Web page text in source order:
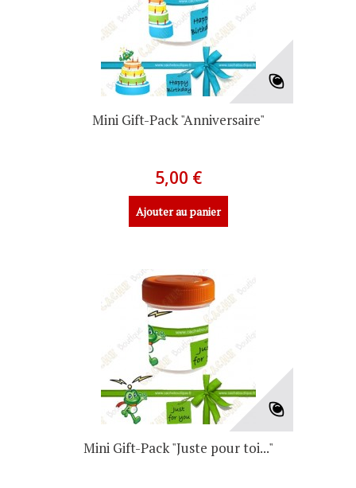
Mini Gift-Pack "Anniversaire"
5,00 €
Ajouter au panier
Mini Gift-Pack "Juste pour toi..."